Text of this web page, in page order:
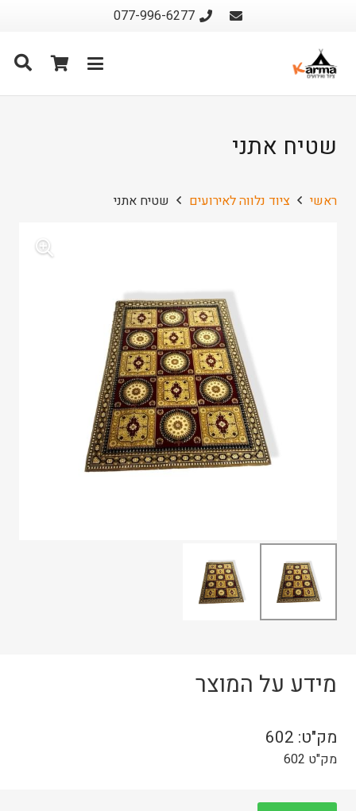
077-996-6277
שטיח אתני
ראשי ציוד נלווה לאירועים שטיח אתני
מידע על המוצר
מק"ט: 602
מק"ט 602